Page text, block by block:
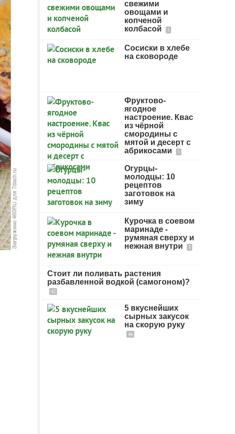
свежими
овощами и
копченой
колбасой
1
Сосиски в хлебе
на сковороде
Фруктово-
ягодное
настроение. Квас
из чёрной
смородины с
мятой и десерт с
абрикосами
1
Огурцы-
молодцы: 10
рецептов
заготовок на
зиму
Курочка в соевом
маринаде -
румяная сверху и
нежная внутри
5
Стоит ли поливать растения
разбавленной водкой (самогоном)?
42
5 вкуснейших
сырных закусок
на скорую руку
46